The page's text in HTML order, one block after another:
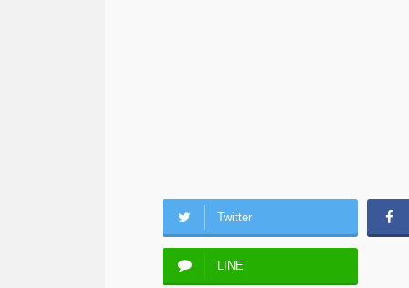
Twitter
LINE